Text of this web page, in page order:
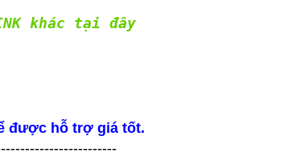
khác tại đây
được hỗ trợ giá tốt.